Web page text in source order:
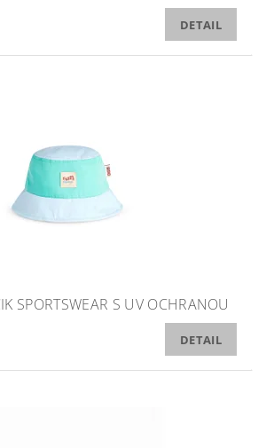
DETAIL
SPORTSWEAR S UV OCHRANOU
DETAIL